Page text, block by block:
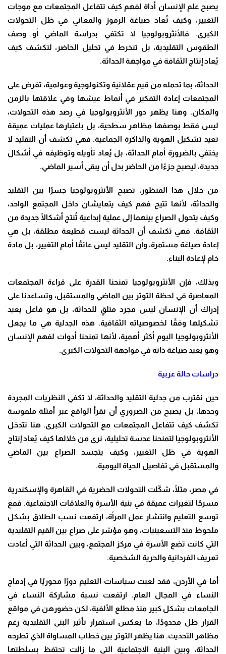
يصبح علم الإنسان أداة لفهم كيف تتفاعل المجتمعات مع موجات
التغيير، وكيف تُعاد صياغة الرموز والمعاني في ظل التحولات
الكبرى. فالأنثروبولوجيا لا تكتفي بدراسة الماضي أو وصف
الطقوس التقليدية، بل تنخرط في تحليل الحاضر، لتكشف كيف
يُعاد إنتاج الثقافة في مواجهة الحداثة.
الحداثة، بما تحمله من قيم عقلانية وتكنولوجية وعولمية، تفرض على
المجتمعات إعادة التفكير في أنماط عيشها وفي علاقتها بالزمن
والمكان. وهنا يظهر دور الأنثروبولوجيا في رصد هذه التحولات،
ليس فقط بوصفها مظاهر سطحية، بل باعتبارها عمليات عميقة
تعيد تشكيل الهوية والذاكرة الجماعية. فهي تكشف أن التقليد لا
يختفي بالضرورة أمام الحداثة، بل يُعاد تأويله وتوظيفه في أشكال
جديدة، ليصبح جزءًا من الحاضر بدل أن يبقى أسير الماضي.
من خلال هذا المنظور، تصبح الأنثروبولوجيا جسرًا بين التقليد
والحداثة، لأنها تتيح فهم كيف يتعايشان داخل المجتمع الواحد،
وكيف يتحول الصراع بينهما إلى عملية إبداعية تُنتج أشكالًا جديدة من
الثقافة. فهي تكشف أن الحداثة ليست قطيعة مطلقة، بل هي
إعادة صياغة مستمرة، وأن التقليد ليس عائقًا أمام التغيير، بل مادة
خام لإعادة البناء.
وبذلك، فإن الأنثروبولوجيا تمنحنا القدرة على قراءة المجتمعات
المعاصرة في لحظة التوتر بين الماضي والمستقبل، وتساعدنا على
إدراك أن الإنسان ليس مجرد متلقٍ للحداثة، بل هو فاعل يعيد
تشكيلها وفقًا لخصوصياته الثقافية. هذه الجدلية هي ما يجعل
الأنثروبولوجيا اليوم أكثر أهمية، لأنها تمنحنا أدوات لفهم الإنسان
وهو يعيد صياغة ذاته في مواجهة التحولات الكبرى.
دراسات حالة عربية
حين نقترب من جدلية التقليد والحداثة، لا تكفي النظريات المجردة
وحدها، بل يصبح من الضروري أن نقرأ الواقع عبر أمثلة ملموسة
تكشف كيف تتفاعل المجتمعات مع التحولات الكبرى. هنا تتدخل
الأنثروبولوجيا لتمنحنا عدسة تحليلية، نرى من خلالها كيف يُعاد إنتاج
الهوية في ظل التغيير، وكيف يتجسد الصراع بين الماضي
والمستقبل في تفاصيل الحياة اليومية.
في مصر، مثلًا، شكّلت التحولات الحضرية في القاهرة والإسكندرية
مسرحًا لتغيرات عميقة في بنية الأسرة والعلاقات الاجتماعية. فمع
توسع التعليم وانتشار عمل المرأة، ارتفعت نسب الطلاق بشكل
ملحوظ منذ التسعينيات، وهو مؤشر على صراع بين القيم التقليدية
التي كانت تضع الأسرة في مركز المجتمع، وبين الحداثة التي أعادت
تعريف الفردانية والحرية الشخصية.
أما في الأردن، فقد لعبت سياسات التعليم دورًا محوريًا في إدماج
النساء في المجال العام. ارتفعت نسبة مشاركة النساء في
الجامعات بشكل كبير منذ مطلع الألفية، لكن حضورهن في مواقع
القرار ظل محدودًا، ما يعكس استمرار تأثير البنى التقليدية رغم
مظاهر التحديث. هنا يظهر التوتر بين خطاب المساواة الذي تطرحه
الحداثة، وبين البنية الاجتماعية التي ما زالت تحتفظ بسلطتها